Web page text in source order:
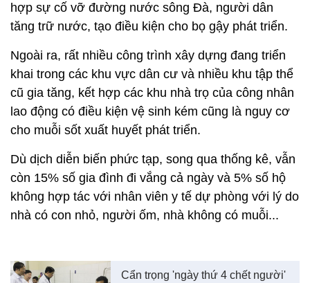
hợp sự cố vỡ đường nước sông Đà, người dân
tăng trữ nước, tạo điều kiện cho bọ gậy phát triển.
Ngoài ra, rất nhiều công trình xây dựng đang triển
khai trong các khu vực dân cư và nhiều khu tập thể
cũ gia tăng, kết hợp các khu nhà trọ của công nhân
lao động có điều kiện vệ sinh kém cũng là nguy cơ
cho muỗi sốt xuất huyết phát triển.
Dù dịch diễn biến phức tạp, song qua thống kê, vẫn
còn 15% số gia đình đi vắng cả ngày và 5% số hộ
không hợp tác với nhân viên y tế dự phòng với lý do
nhà có con nhỏ, người ốm, nhà không có muỗi...
Cẩn trọng 'ngày thứ 4 chết người'